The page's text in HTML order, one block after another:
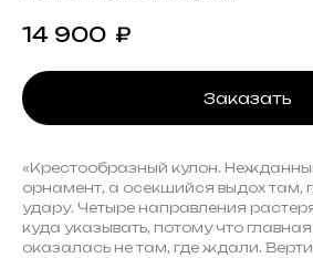
14 900 ₽
Заказать
«Крестообразный кулон.
орнамент, а осекшийся выдох там,
удару. Четыре направления
куда указывать, потому что
оказалась не там, где ждали.